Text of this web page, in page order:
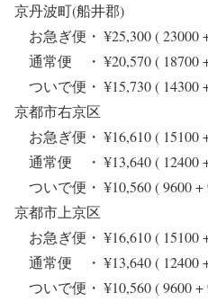
京丹波町(船井郡)
お急ぎ便・ ¥25,300 (
通常便 ・ ¥20,570 (
ついで便・ ¥15,730 (
京都市右京区
お急ぎ便・ ¥16,610 (
通常便 ・ ¥13,640 (
ついで便・ ¥10,560 ( 9600
京都市上京区
お急ぎ便・ ¥16,610 (
通常便 ・ ¥13,640 (
ついで便・ ¥10,560 ( 9600